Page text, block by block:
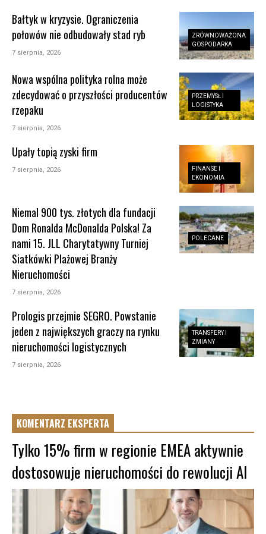
ZRÓWNOWAŻONA
GOSPODARKA
Bałtyk w kryzysie. Ograniczenia
połowów nie odbudowały stad ryb
7 sierpnia, 2026
PRZEMYSŁ I
LOGISTYKA
Nowa wspólna polityka rolna może
zdecydować o przyszłości producentów
rzepaku
7 sierpnia, 2026
FINANSE I
EKONOMIA
Upały topią zyski firm
7 sierpnia, 2026
POLECANE
Niemal 900 tys. złotych dla fundacji
Dom Ronalda McDonalda Polska! Za
nami 15. JLL Charytatywny Turniej
Siatkówki Plażowej Branży
Nieruchomości
7 sierpnia, 2026
TRANSFERY I
ZMIANY
Prologis przejmie SEGRO. Powstanie
jeden z największych graczy na rynku
nieruchomości logistycznych
7 sierpnia, 2026
KOMENTARZ EKSPERTA
Tylko 15% firm w regionie EMEA aktywnie
dostosowuje nieruchomości do rewolucji AI